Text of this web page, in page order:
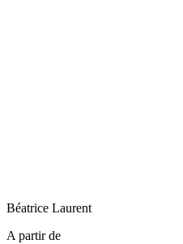
Béatrice Laurent
A partir de